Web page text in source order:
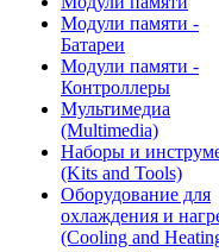
Модули памяти -
Батареи
Модули памяти -
Контроллеры
Мультимедиа
(Multimedia)
Наборы и
(Kits and Tools)
Оборудование для
охлаждения и
(Cooling and